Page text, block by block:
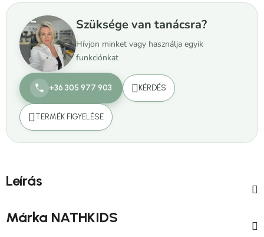
Szüksége van tanácsra?
Hívjon minket vagy használja egyik
funkciónkat
+36 305 977 903 KÉRDÉS
TERMÉK FIGYELÉSE
Leírás
Márka NATHKIDS